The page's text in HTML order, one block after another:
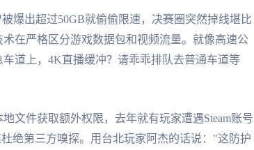
爆出超过50GB就偷偷限速，决赛圈突然掉线堪比
在严格区分游戏数据包和视频流量。就像高速公
道上，4K直播缓冲？请乖乖排队去普通车道等
文件获取额外权限，去年就有玩家遭遇Steam账号
绝第三方嗅探。用台北玩家阿杰的话说："这防护